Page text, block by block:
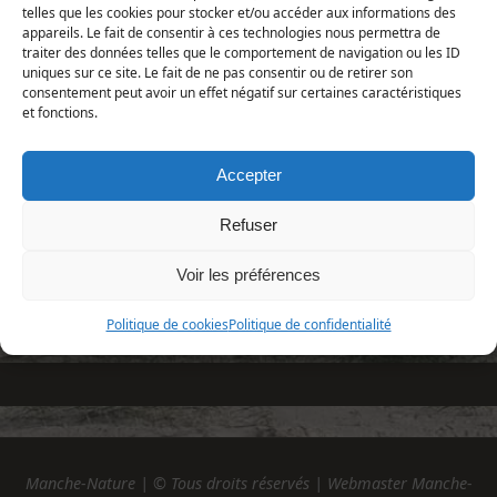
telles que les cookies pour stocker et/ou accéder aux informations des
appareils. Le fait de consentir à ces technologies nous permettra de
traiter des données telles que le comportement de navigation ou les ID
uniques sur ce site. Le fait de ne pas consentir ou de retirer son
consentement peut avoir un effet négatif sur certaines caractéristiques
et fonctions.
Accepter
Refuser
Voir les préférences
Politique de cookiesPolitique de confidentialité
Plantae ­| Embryophytes | Spermatophytes |
Angiospermes | Dicotylédones | Rosales|
Rhamnaceae
Répartition et statut
Europe : une grande partie de l'Europe.
France : toute la France.
Manche : tout le département.
Manche-Nature | © Tous droits réservés | Webmaster Manche-